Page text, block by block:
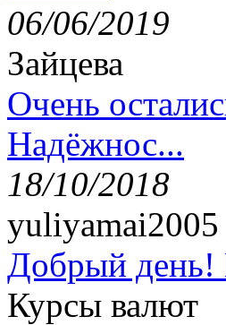
06/06/2019
Зайцева
Очень
Надёжнос...
18/10/2018
yuliyamai2005
Добрый день!
Курсы валют